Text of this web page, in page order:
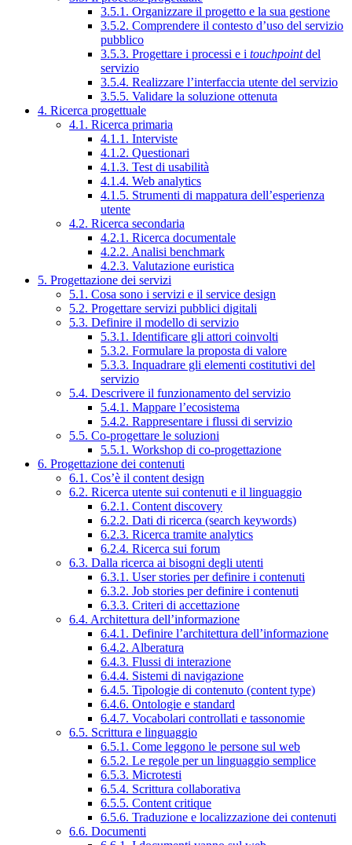
3.5.1. Organizzare il progetto e la sua gestione
3.5.2. Comprendere il contesto d’uso del servizio
pubblico
3.5.3. Progettare i processi e i touchpointdel
servizio
3.5.4. Realizzare l’interfaccia utente del servizio
3.5.5. Validare la soluzione ottenuta
4. Ricerca progettuale
4.1. Ricerca primaria
4.1.1. Interviste
4.1.2. Questionari
4.1.3. Test di usabilità
4.1.4. Web analytics
4.1.5. Strumenti di mappatura dell’esperienza
utente
4.2. Ricerca secondaria
4.2.1. Ricerca documentale
4.2.2. Analisi benchmark
4.2.3. Valutazione euristica
5. Progettazione dei servizi
5.1. Cosa sono i servizi e il service design
5.2. Progettare servizi pubblici digitali
5.3. Definire il modello di servizio
5.3.1. Identificare gli attori coinvolti
5.3.2. Formulare la proposta di valore
5.3.3. Inquadrare gli elementi costitutivi del
servizio
5.4. Descrivere il funzionamento del servizio
5.4.1. Mappare l’ecosistema
5.4.2. Rappresentare i flussi di servizio
5.5. Co-progettare le soluzioni
5.5.1. Workshop di co-progettazione
6. Progettazione dei contenuti
6.1. Cos’è il content design
6.2. Ricerca utente sui contenuti e il linguaggio
6.2.1. Content discovery
6.2.2. Dati di ricerca (search keywords)
6.2.3. Ricerca tramite analytics
6.2.4. Ricerca sui forum
6.3. Dalla ricerca ai bisogni degli utenti
6.3.1. User stories per definire i contenuti
6.3.2. Job stories per definire i contenuti
6.3.3. Criteri di accettazione
6.4. Architettura dell’informazione
6.4.1. Definire l’architettura dell’informazione
6.4.2. Alberatura
6.4.3. Flussi di interazione
6.4.4. Sistemi di navigazione
6.4.5. Tipologie di contenuto (content type)
6.4.6. Ontologie e standard
6.4.7. Vocabolari controllati e tassonomie
6.5. Scrittura e linguaggio
6.5.1. Come leggono le persone sul web
6.5.2. Le regole per un linguaggio semplice
6.5.3. Microtesti
6.5.4. Scrittura collaborativa
6.5.5. Content critique
6.5.6. Traduzione e localizzazione dei contenuti
6.6. Documenti